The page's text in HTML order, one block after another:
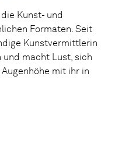
Kunst- und
Formaten. Seit
Kunstvermittlerin
und macht Lust, sich
mit ihr in